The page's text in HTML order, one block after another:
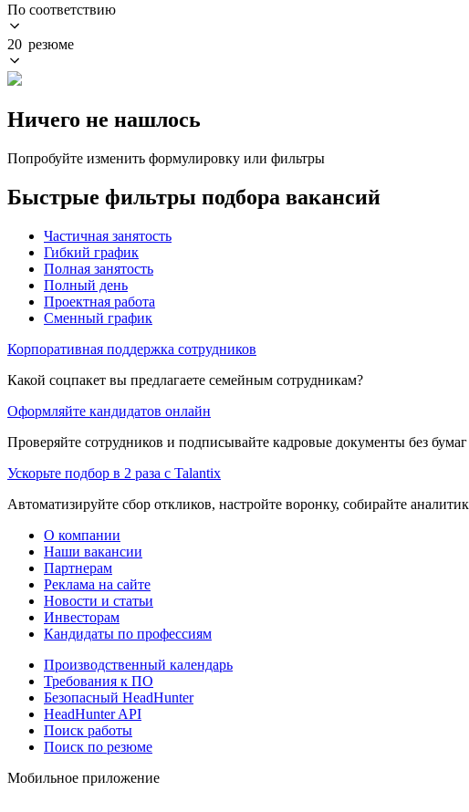
По соответствию
20 резюме
Ничего не нашлось
Попробуйте изменить формулировку или фильтры
Быстрые фильтры подбора вакансий
Частичная занятость
Гибкий график
Полная занятость
Полный день
Проектная работа
Сменный график
Корпоративная поддержка сотрудников
Какой соцпакет вы предлагаете семейным сотрудникам?
Оформляйте кандидатов онлайн
Проверяйте сотрудников и подписывайте кадровые документы без
Ускорьте подбор в 2 раза с Talantix
Автоматизируйте сбор откликов, настройте воронку, собирайте
О компании
Наши вакансии
Партнерам
Реклама на сайте
Новости и статьи
Инвесторам
Кандидаты по профессиям
Производственный календарь
Требования к ПО
Безопасный HeadHunter
HeadHunter API
Поиск работы
Поиск по резюме
Мобильное приложение